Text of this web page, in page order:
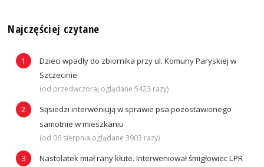
Najczęściej czytane
Dzieci wpadły do zbiornika przy ul. Komuny Paryskiej w
Szczecinie
(od przedwczoraj oglądane 5423 razy)
Sąsiedzi interweniują w sprawie psa pozostawionego
samotnie w mieszkaniu
(od 06 sierpnia oglądane 3903 razy)
Nastolatek miał rany kłute. Interweniował śmigłowiec LPR